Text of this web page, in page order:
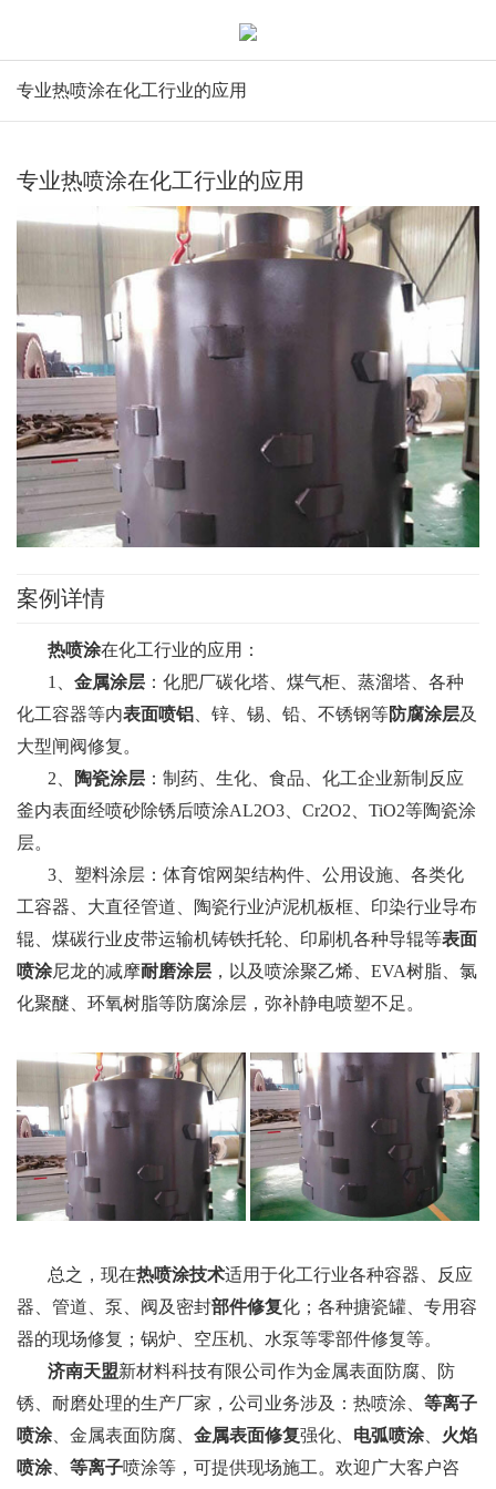
专业热喷涂在化工行业的应用
专业热喷涂在化工行业的应用
案例详情
热喷涂在化工行业的应用：
1、 金属涂层 ：化肥厂碳化塔、煤气柜、蒸溜塔、各种
化工容器等内表面喷铝 、锌、锡、铅、不锈钢等防腐涂层及
大型闸阀修复。
2、
陶瓷涂层 ：制药、生化、食品、化工企业新制反应
釜内表面经喷砂除锈后喷涂AL2O3、Cr2O2、TiO2等陶瓷涂
层。
3、塑料涂层：体育馆网架结构件、公用设施、各类化
工容器、大直径管道、陶瓷行业泸泥机板框、印染行业导布
辊、煤碳行业皮带运输机铸铁托轮、印刷机各种导辊等表面
喷涂尼龙的减摩耐磨涂层 ，以及喷涂聚乙烯、EVA树脂、氯
化聚醚、环氧树脂等防腐涂层，弥补静电喷塑不足。
总之，现在热喷涂技术适用于化工行业各种容器、反应
器、管道、泵、阀及密封部件修复化；各种搪瓷罐、专用容
器的现场修复；锅炉、空压机、水泵等零部件修复等。
济南天盟新材料科技有限公司作为金属表面防腐、防
锈、耐磨处理的生产厂家，公司业务涉及：热喷涂、 等离子
喷涂、金属表面防腐、 金属表面修复强化、 电弧喷涂、 火焰
喷涂、 等离子喷涂等，可提供现场施工。欢迎广大客户咨